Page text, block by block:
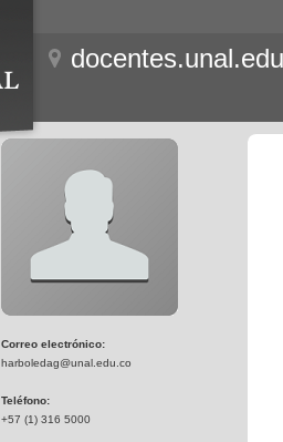
Correo electrónico:
harboledag@unal.edu.co
Teléfono:
+57 (1) 316 5000